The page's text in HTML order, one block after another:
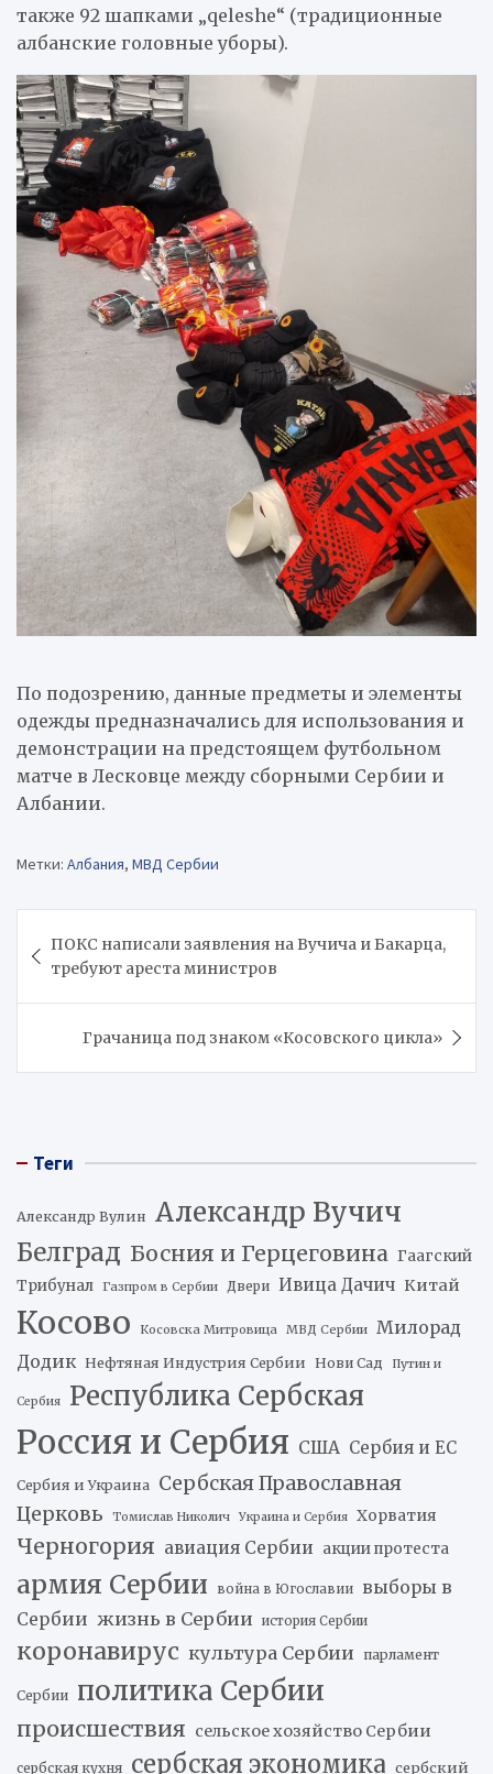
также 92 шапками „qeleshe“ (традиционные
албанские головные уборы).
По подозрению, данные предметы и элементы
одежды предназначались для использования и
демонстрации на предстоящем футбольном
матче в Лесковце между сборными Сербии и
Албании.
Метки: Албания, МВД Сербии
по
записям
ПОКС написали заявления на Вучича и Бакарца,
требуют ареста министров
Грачаница под знаком «Косовского цикла»
Теги
Александр Вулин Александр Вучич
Белград Босния и Герцеговина Гаагский
Трибунал Газпром в Сербии Двери Ивица Дачич Китай
Косово Косовска Митровица МВД Сербии Милорад
Додик Нефтяная Индустрия Сербии Нови Сад Путин и
Сербия Республика Сербская
Россия и Сербия США Сербия и ЕС
Сербия и Украина Сербская Православная
Церковь
Томислав Николич Украина и Сербия Хорватия
Черногория авиация Сербии акции протеста
армия Сербии война в Югославии
выборы в
Сербии жизнь в Сербии история Сербии
коронавирус культура Сербии парламент
Сербии политика Сербии
происшествия сельское хозяйство Сербии
сербская кухня сербская экономика сербский